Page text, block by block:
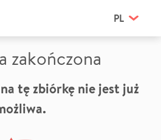
PL
zakończona
tę zbiórkę nie jest już